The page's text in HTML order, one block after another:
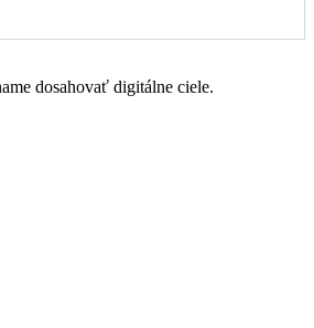
dosahovať digitálne ciele.